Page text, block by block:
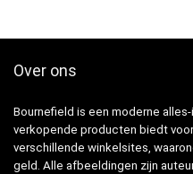
Over ons
Bournefield is een moderne
verkopende producten biedt
verschillende winkelsites,
geld. Alle afbeeldingen zijn